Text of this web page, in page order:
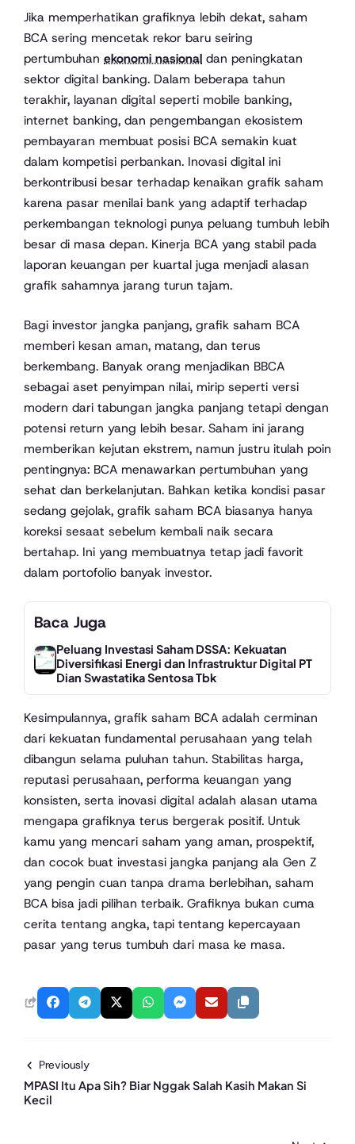
Jika memperhatikan grafiknya lebih dekat, saham
BCA sering mencetak rekor baru seiring
pertumbuhan ekonomi nasional dan peningkatan
sektor digital banking. Dalam beberapa tahun
terakhir, layanan digital seperti mobile banking,
internet banking, dan pengembangan ekosistem
pembayaran membuat posisi BCA semakin kuat
dalam kompetisi perbankan. Inovasi digital ini
berkontribusi besar terhadap kenaikan grafik saham
karena pasar menilai bank yang adaptif terhadap
perkembangan teknologi punya peluang tumbuh lebih
besar di masa depan. Kinerja BCA yang stabil pada
laporan keuangan per kuartal juga menjadi alasan
grafik sahamnya jarang turun tajam.
Bagi investor jangka panjang, grafik saham BCA
memberi kesan aman, matang, dan terus
berkembang. Banyak orang menjadikan BBCA
sebagai aset penyimpan nilai, mirip seperti versi
modern dari tabungan jangka panjang tetapi dengan
potensi return yang lebih besar. Saham ini jarang
memberikan kejutan ekstrem, namun justru itulah poin
pentingnya: BCA menawarkan pertumbuhan yang
sehat dan berkelanjutan. Bahkan ketika kondisi pasar
sedang gejolak, grafik saham BCA biasanya hanya
koreksi sesaat sebelum kembali naik secara
bertahap. Ini yang membuatnya tetap jadi favorit
dalam portofolio banyak investor.
Baca Juga
Peluang Investasi Saham DSSA: Kekuatan
Diversifikasi Energi dan Infrastruktur Digital PT
Dian Swastatika Sentosa Tbk
Kesimpulannya, grafik saham BCA adalah cerminan
dari kekuatan fundamental perusahaan yang telah
dibangun selama puluhan tahun. Stabilitas harga,
reputasi perusahaan, performa keuangan yang
konsisten, serta inovasi digital adalah alasan utama
mengapa grafiknya terus bergerak positif. Untuk
kamu yang mencari saham yang aman, prospektif,
dan cocok buat investasi jangka panjang ala Gen Z
yang pengin cuan tanpa drama berlebihan, saham
BCA bisa jadi pilihan terbaik. Grafiknya bukan cuma
cerita tentang angka, tapi tentang kepercayaan
pasar yang terus tumbuh dari masa ke masa.
Previously
MPASI Itu Apa Sih? Biar Nggak Salah Kasih Makan Si
Kecil